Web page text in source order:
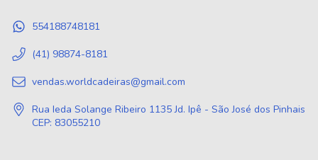
554188748181
(41) 98874-8181
vendas.worldcadeiras@gmail.com
Rua Ieda Solange Ribeiro 1135 Jd. Ipê - São José dos Pinhais
CEP: 83055210